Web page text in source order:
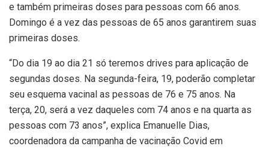
e também primeiras doses para pessoas com 66 anos.
Domingo é a vez das pessoas de 65 anos garantirem suas
primeiras doses.
“Do dia 19 ao dia 21 só teremos drives para aplicação de
segundas doses. Na segunda-feira, 19, poderão completar
seu esquema vacinal as pessoas de 76 e 75 anos. Na
terça, 20, será a vez daqueles com 74 anos e na quarta as
pessoas com 73 anos”, explica Emanuelle Dias,
coordenadora da campanha de vacinação Covid em